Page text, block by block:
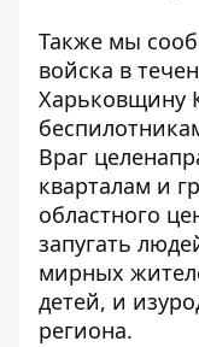
Также мы
войска в
Харьковщину
Враг
кварталам и
областного
запугать
мирных
детей, и
региона.